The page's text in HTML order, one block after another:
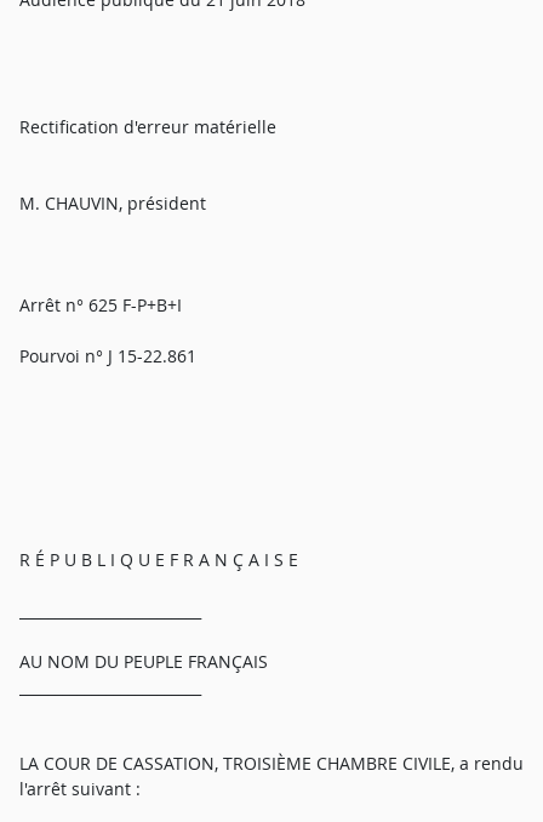
Rectification d'erreur matérielle
M. CHAUVIN, président
Arrêt n° 625 F-P+B+I
Pourvoi n° J 15-22.861
R É P U B L I Q U E F R A N Ç A I S E
AU NOM DU PEUPLE FRANÇAIS
LA COUR DE CASSATION, TROISIÈME CHAMBRE CIVILE, a rendu
l'arrêt suivant :